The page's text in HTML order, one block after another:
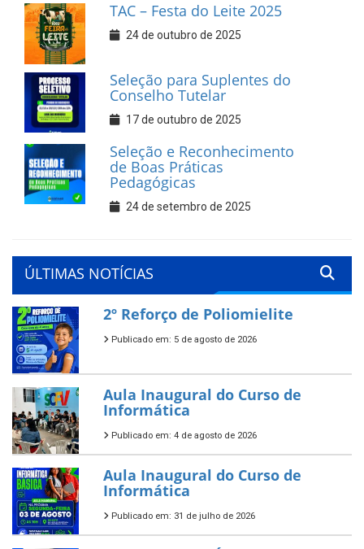
TAC – Festa do Leite 2025
24 de outubro de 2025
Seleção para Suplentes do
Conselho Tutelar
17 de outubro de 2025
Seleção e Reconhecimento
de Boas Práticas
Pedagógicas
24 de setembro de 2025
ÚLTIMAS NOTÍCIAS
2º Reforço de Poliomielite
Publicado em: 5 de agosto de 2026
Aula Inaugural do Curso de
Informática
Publicado em: 4 de agosto de 2026
Aula Inaugural do Curso de
Informática
Publicado em: 31 de julho de 2026